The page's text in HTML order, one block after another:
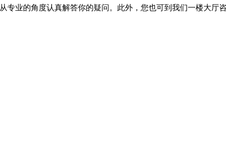
专业的角度认真解答你的疑问。此外，您也可到我们一楼大厅